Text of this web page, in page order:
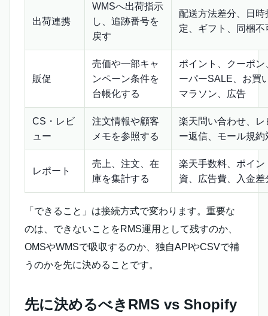
出荷連携
WMSへ出荷指示
し、追跡番号を
戻す
配送方法差分、日時
定、ギフト、同梱不
販促
売価や一部キャ
ンペーン条件を
台帳化する
ポイント、クーポン
ーパーSALE、お買
マラソン、広告
CS・レビ
ュー
注文情報や顧客
メモを参照する
楽天問い合わせ、レ
ー返信、モール規約
レポート
売上、注文、在
庫を集計する
楽天手数料、ポイン
資、広告費、入金差
「できること」は接続方式で変わります。重要な
のは、できないことをRMS運用として残すのか、
OMSやWMSで吸収するのか、独自APIやCSVで補
うのかを先に決めることです。
先に決めるべきRMS vs Shopify